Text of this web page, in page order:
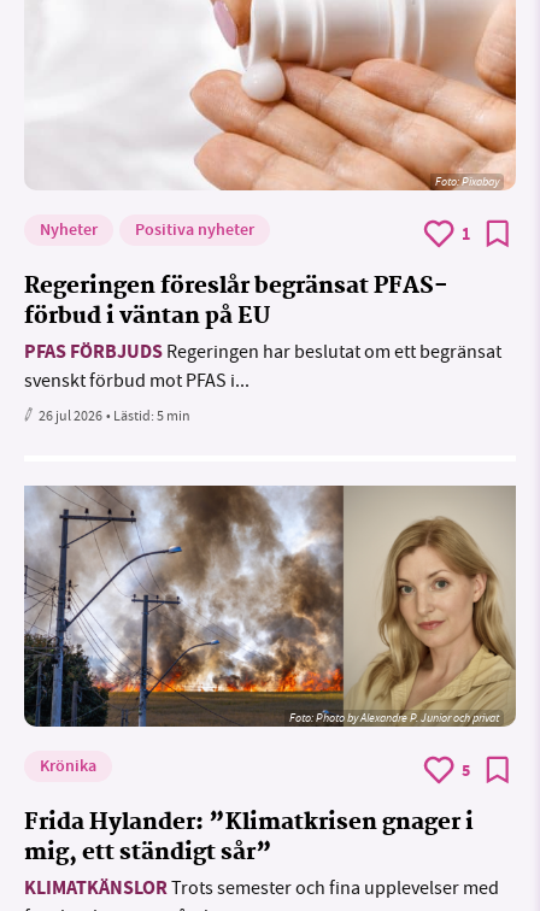
Foto:Pixabay
Nyheter Positiva nyheter 1
Regeringen föreslår begränsat PFAS-
förbud i väntan på EU
PFAS FÖRBJUDS Regeringen har beslutat om ett begränsat
svenskt förbud mot PFAS i...
26 jul 2026• Lästid:5 min
Foto:Photo by Alexandre P. Junior och privat
Krönika 5
Frida Hylander: ”Klimatkrisen gnager i
mig, ett ständigt sår”
KLIMATKÄNSLORTrots semester och fina upplevelser med